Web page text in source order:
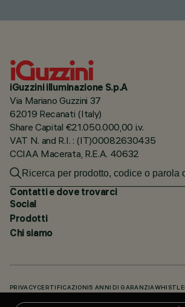
iGuzzini illuminazione S.p.A
Via Mariano Guzzini 37
62019 Recanati (Italy)
Share Capital €21.050.000,00 i.v.
VAT N. and R.I. : (IT)00082630435
CCIAA Macerata, R.E.A. 40632
Contatti e dove trovarci
Social
Prodotti
Chi siamo
PRIVACY CERTIFICAZIONI 5 ANNI DI GARANZIA